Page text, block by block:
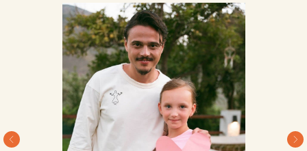
ТЕРИТОРІЯ
ТВОРЧОСТІ ТА
ВІДПОЧИНКУ
2 РІЗНОРІВНЕВИХ БАСЕЙНИ
ART SPACE, КОНЦЕРТНА ПЛОЩА
ЛІТНІЙ КІНОТЕАТР, ФУТБОЛЬНЕ ПОЛЕ